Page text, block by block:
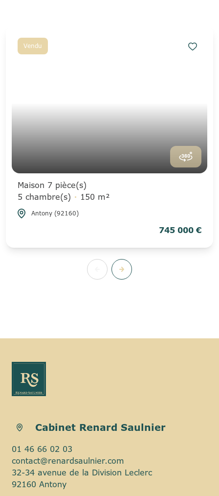
Vendu
Maison 7 pièce(s)
5 chambre(s)
150 m²
Antony (92160)
745 000 €
Cabinet Renard Saulnier
01 46 66 02 03
contact@renardsaulnier.com
32-34 avenue de la Division Leclerc
92160 Antony